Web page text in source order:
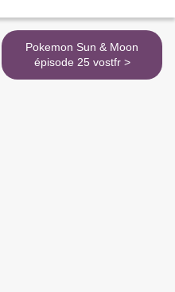
Pokemon Sun & Moon
épisode 25 vostfr >